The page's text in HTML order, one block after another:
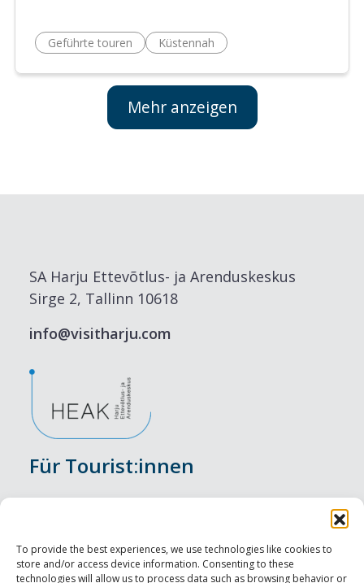
To provide the best experiences, we use technologies like cookies to
store and/or access device information. Consenting to these
technologies will allow us to process data such as browsing behavior or
Geführte touren Küstennah
Mehr anzeigen
SA Harju Ettevõtlus- ja Arenduskeskus
Sirge 2, Tallinn 10618
info@visitharju.com
Für Tourist:innen
Unterkunft